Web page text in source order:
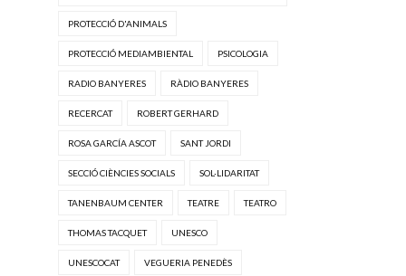
PROTECCIÓ D'ANIMALS
PROTECCIÓ MEDIAMBIENTAL PSICOLOGIA
RADIO BANYERES RÀDIO BANYERES
RECERCAT ROBERT GERHARD
ROSA GARCÍA ASCOT SANT JORDI
SECCIÓ CIÈNCIES SOCIALS SOL·LIDARITAT
TANENBAUM CENTER TEATRE TEATRO
THOMAS TACQUET UNESCO
UNESCOCAT VEGUERIA PENEDÈS